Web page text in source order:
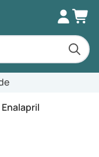
Enalapril